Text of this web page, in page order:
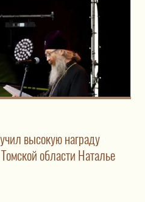
высокую награду
области Наталье